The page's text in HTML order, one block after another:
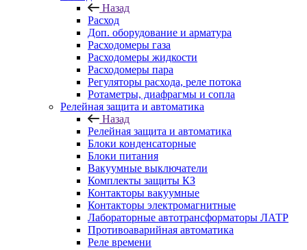
Назад
Расход
Доп. оборудование и арматура
Расходомеры газа
Расходомеры жидкости
Расходомеры пара
Регуляторы расхода, реле потока
Ротаметры, диафрагмы и сопла
Релейная защита и автоматика
Назад
Релейная защита и автоматика
Блоки конденсаторные
Блоки питания
Вакуумные выключатели
Комплекты защиты КЗ
Контакторы вакуумные
Контакторы электромагнитные
Лабораторные автотрансформаторы ЛАТР
Противоаварийная автоматика
Реле времени